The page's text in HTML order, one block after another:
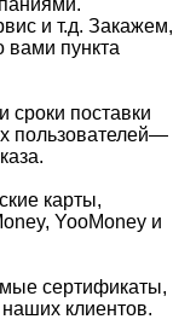
и т.д. Закажем,
вами пункта
поставки
пользователей—
карты,
YooMoney и
сертификаты,
клиентов.